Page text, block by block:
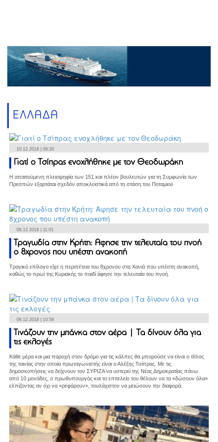
ΕΛΛΑΔΑ
10.12.2018 | 09:20
Γιατί ο Τσίπρας ενοχλήθηκε με τον Θεοδωράκη
Η απαιτούμενη πλειοψηφία των 151 και πλέον βουλευτών για τη Συμφωνία των
Πρεσπών εξαρτάται σχεδόν αποκλειστικά από τη στάση του Ποταμιού
09.12.2018 | 11:01
Τραγωδία στην Κρήτη: Αφησε την τελευταία του πνοή
ο 8χρονος που υπέστη ανακοπή
Τραγικό επίλογο είχε η περιπέτεια του 8χρονου στα Χανιά που υπέστη ανακοπή,
καθώς το πρωί της Κυριακής το παιδί άφησε την τελευταία του πνοή.
09.12.2018 | 10:58
Τινάζουν την μπάνκα στον αέρα | Τα δίνουν όλα για
τις εκλογές
Κάθε μέρα και μια παροχή στον δρόμο για τις κάλπες θα μπορούσε να είναι ο τίτλος
της ταινίας στην οποία πρωταγωνιστής είναι ο Αλέξης Τσίπρας. Με τις
δημοσκοπήσεις να δείχνουν τον ΣΥΡΙΖΑ να υστερεί της Νέας Δημοκρατίας πάνω
από 10 μονάδες, ο πρωθυπουργός και το επιτελείο του θέλουν να τα «δώσουν όλα»
ελπίζοντας αν όχι να «ρεφάρουν», τουλάχιστον να μειώσουν την διαφορά.